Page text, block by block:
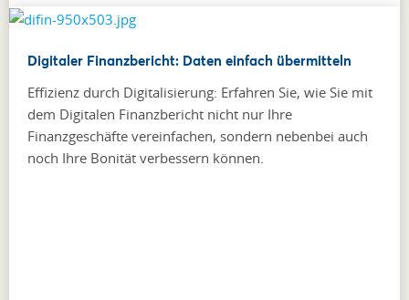
Digitaler Finanzbericht: Daten einfach übermitteln
Effizienz durch Digitalisierung: Erfahren Sie, wie Sie mit
dem Digitalen Finanzbericht nicht nur Ihre
Finanzgeschäfte vereinfachen, sondern nebenbei auch
noch Ihre Bonität verbessern können.